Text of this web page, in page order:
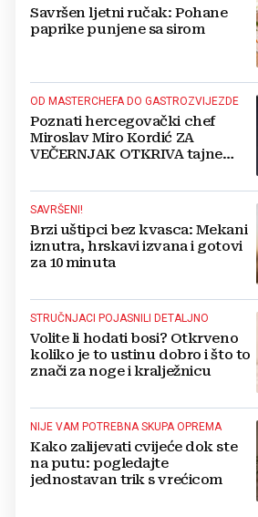
Savršen ljetni ručak: Pohane
paprike punjene sa sirom
OD MASTERCHEFA DO GASTROZVIJEZDE
Poznati hercegovački chef
Miroslav Miro Kordić ZA
VEČERNJAK OTKRIVA tajne
kulinarstva, nepoznate detalje iz
djetinjstva, životne ciljeve...
SAVRŠENI!
Brzi uštipci bez kvasca: Mekani
iznutra, hrskavi izvana i gotovi
za 10 minuta
STRUČNJACI POJASNILI DETALJNO
Volite li hodati bosi? Otkrveno
koliko je to ustinu dobro i što to
znači za noge i kralježnicu
NIJE VAM POTREBNA SKUPA OPREMA
Kako zalijevati cvijeće dok ste
na putu: pogledajte
jednostavan trik s vrećicom